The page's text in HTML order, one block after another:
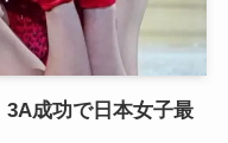
3A成功で日本女子最